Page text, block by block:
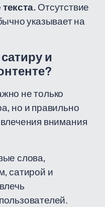
Отсутствие
указывает на
и
не только
но и правильно
внимания
слова,
сатирой и